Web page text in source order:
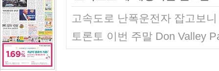
고속도로 난폭운전자 잡고보
토론토 이번 주말 Don Valley